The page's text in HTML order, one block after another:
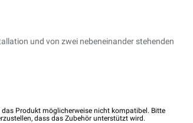
und von zwei nebeneinander stehenden
Produkt möglicherweise nicht kompatibel. Bitte
dass das Zubehör unterstützt wird.